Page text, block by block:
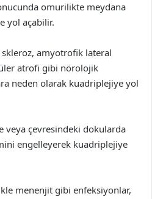
omurilikte meydana
yol açabilir.
amyotrofik lateral
atrofi gibi nörolojik
neden olarak kuadriplejiye yol
çevresindeki dokularda
engelleyerek kuadriplejiye
menenjit gibi enfeksiyonlar,